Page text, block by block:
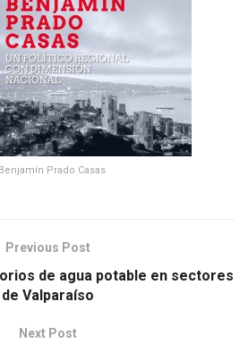
Prado Casas
Previous Post
de agua potable en sectores
de Valparaíso
Next Post